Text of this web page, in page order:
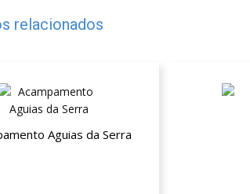
relacionados
Aguias da Serra